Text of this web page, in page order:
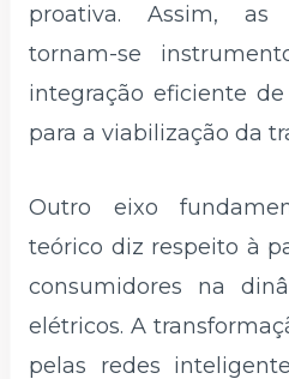
proativa. Assim, as
tornam-se
integração eficiente
para a viabilização da
Outro eixo
teórico diz respeito à
consumidores na
elétricos. A
pelas redes